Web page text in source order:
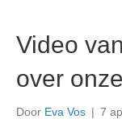
Video
over
Door Eva Vos | 7